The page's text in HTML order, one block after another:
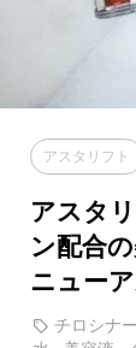
アスタリフト
アスタ
ン配合
ニューア
チロシナ